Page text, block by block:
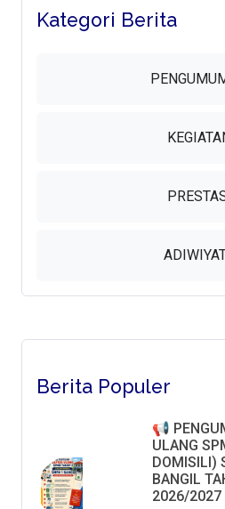
Kategori Berita
Berita Populer
📢
ULANG
DOMISILI)
BANGIL
2026/2027